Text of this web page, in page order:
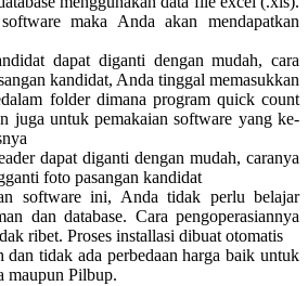
maka Anda akan mendapatkan
dapat diganti dengan mudah, cara
kandidat, Anda tinggal memasukkan
folder dimana program quick count
juga untuk pemakaian software yang ke-
dapat diganti dengan mudah, caranya
foto pasangan kandidat
software ini, Anda tidak perlu belajar
dan database. Cara pengoperasiannya
ribet. Proses installasi dibuat otomatis
dan tidak ada perbedaan harga baik untuk
maupun Pilbup.